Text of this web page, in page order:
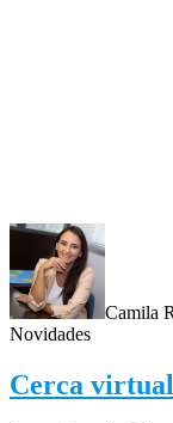
Camila
Novidades
Cerca